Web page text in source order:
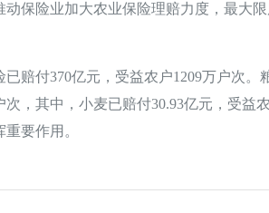
保险业加大农业保险理赔力度，最大限
付370亿元，受益农户1209万户次。
次，其中，小麦已赔付30.93亿元，受益
要作用。